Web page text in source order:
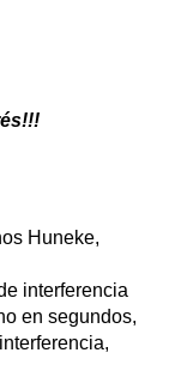
Huneke,
interferencia
en segundos,